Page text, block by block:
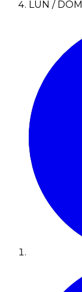
LUN / DOM